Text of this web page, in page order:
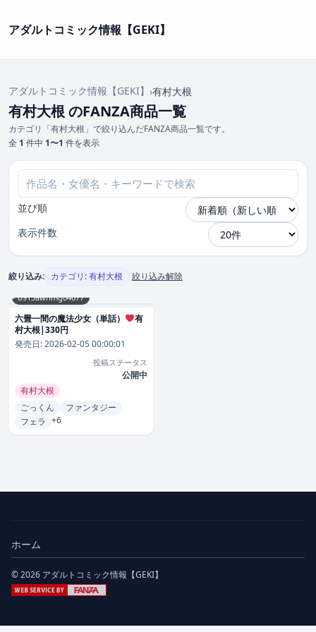
アダルトコミック情報【GEKI】
アダルトコミック情報【GEKI】 ›有村大根
有村大根 のFANZA商品一覧
カテゴリ「有村大根」で絞り込んだFANZA商品一覧です。
全 1 件中 1〜1 件を表示
並び順
表示件数
絞り込み: カテゴリ: 有村大根 絞り込み解除
b915awnmg04077
六畳一間の魔法少女（単話）
有
村大根|330円
発売日:2026-02-05 00:00:01
投稿ステータス
公開中
有村大根
ごっくん
ファンタジー
フェラ +6
ホーム
© 2026 アダルトコミック情報【GEKI】